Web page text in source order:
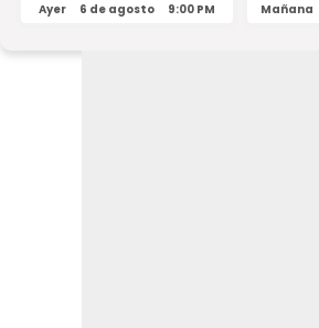
Ayer 6 de agosto 9:00 PM Mañana